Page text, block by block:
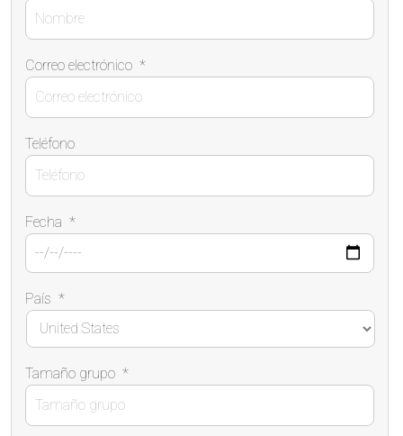
Correo electrónico *
Teléfono
Fecha *
País *
Tamaño grupo *